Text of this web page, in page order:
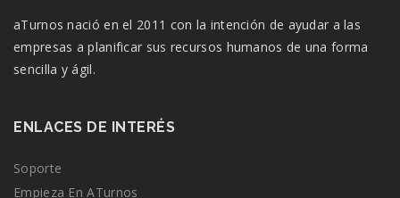
aTurnos nació en el 2011 con la intención de ayudar a las
empresas a planificar sus recursos humanos de una forma
sencilla y ágil.
ENLACES DE INTERÉS
Soporte
Empieza En ATurnos